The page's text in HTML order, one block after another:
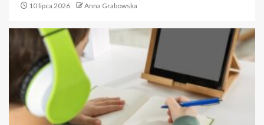
10 lipca 2026 Anna Grabowska